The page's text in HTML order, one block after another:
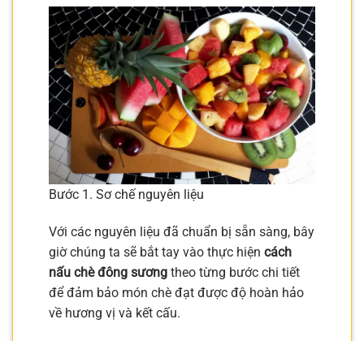
Bước 1. Sơ chế nguyên liệu
Với các nguyên liệu đã chuẩn bị sẵn sàng, bây
giờ chúng ta sẽ bắt tay vào thực hiện cách
nấu chè đông sương theo từng bước chi tiết
để đảm bảo món chè đạt được độ hoàn hảo
về hương vị và kết cấu.